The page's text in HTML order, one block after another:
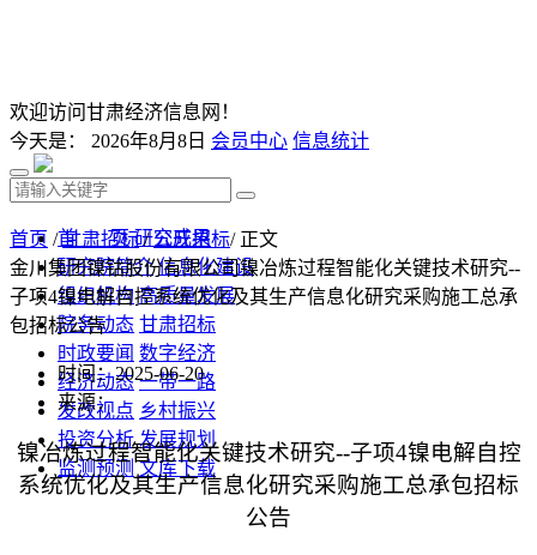
欢迎访问甘肃经济信息网！
今天是： 2026年8月8日 会员中心 信息统计
首 页 研究成果
研究院简介 信息化建设
组织机构 高质量发展
院务动态 甘肃招标
时政要闻 数字经济
经济动态 一带一路
发改视点 乡村振兴
投资分析 发展规划
监测预测 文库下载
首页 /甘肃招标/公开招标/ 正文
金川集团镍钴股份有限公司镍冶炼过程智能化关键技术研究--
子项4镍电解自控系统优化及其生产信息化研究采购施工总承
包招标公告
时间：2025-06-20
来源：
镍冶炼过程智能化关键技术研究--子项4镍电解自控
系统优化及其生产信息化研究采购施工总承包招标
公告